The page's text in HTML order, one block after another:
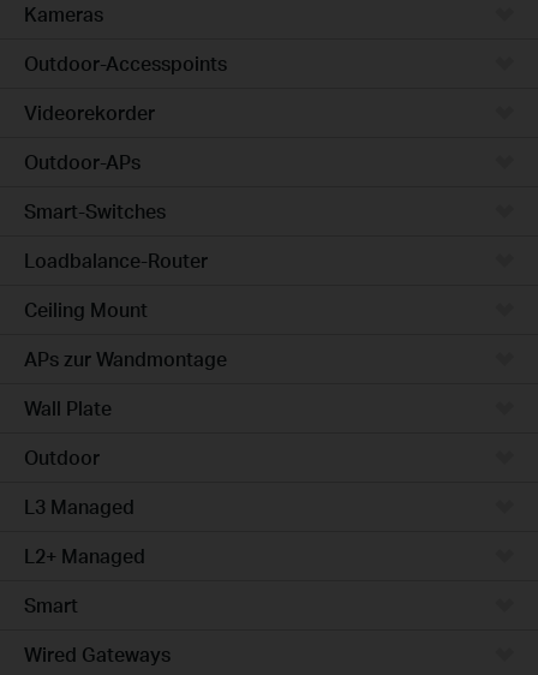
Kameras
Outdoor-Accesspoints
Videorekorder
Outdoor-APs
Smart-Switches
Loadbalance-Router
Ceiling Mount
APs zur Wandmontage
Wall Plate
Outdoor
L3 Managed
L2+ Managed
Smart
Wired Gateways